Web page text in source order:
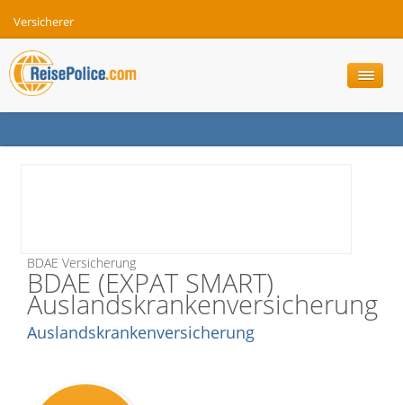
Versicherer
BDAE Versicherung
BDAE (EXPAT SMART)
Auslandskrankenversicherung
Auslandskrankenversicherung